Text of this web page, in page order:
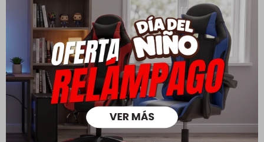
Cambios y Devoluciones
Todas las compras realizadas tienen un plazo de 5 días para
su cambio.
Ver mas
Medios de pago